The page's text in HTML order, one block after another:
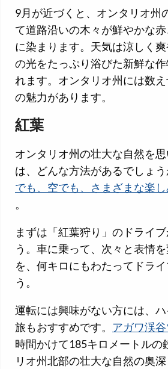
9月が近づくと、オンタリオ州
て道路沿いの木々が鮮やかな
に染まります。天気は涼しく
の光をたっぷり浴びた新鮮な
れます。オンタリオ州には数
の魅力があります。
紅葉
オンタリオ州の壮大な自然を
は、どんな方法があるでしょう
でも、空でも、さまざまな楽
。
まずは「紅葉狩り」のドライ
う。車に乗って、次々と表情
を、何キロにもわたってドラ
う。
運転には興味がない方には、
旅もおすすめです。 アガワ渓
時間かけて185キロメートルの
リオ州北部の壮大な自然の奥